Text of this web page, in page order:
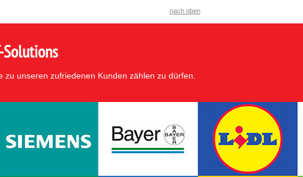
nach oben
unseren zufriedenen Kunden zählen zu dürfen.